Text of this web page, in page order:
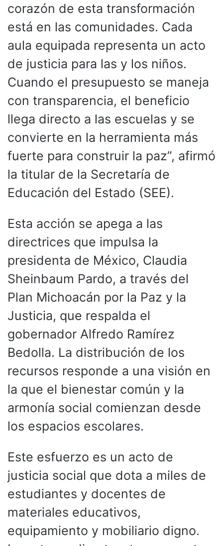
corazón de esta transformación
está en las comunidades. Cada
aula equipada representa un acto
de justicia para las y los niños.
Cuando el presupuesto se maneja
con transparencia, el beneficio
llega directo a las escuelas y se
convierte en la herramienta más
fuerte para construir la paz”, afirmó
la titular de la Secretaría de
Educación del Estado (SEE).
Esta acción se apega a las
directrices que impulsa la
presidenta de México, Claudia
Sheinbaum Pardo, a través del
Plan Michoacán por la Paz y la
Justicia, que respalda el
gobernador Alfredo Ramírez
Bedolla. La distribución de los
recursos responde a una visión en
la que el bienestar común y la
armonía social comienzan desde
los espacios escolares.
Este esfuerzo es un acto de
justicia social que dota a miles de
estudiantes y docentes de
materiales educativos,
equipamiento y mobiliario digno.